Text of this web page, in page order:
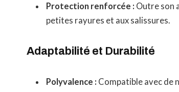
Protection renforcée : Outre son
petites rayures et aux salissures.
Adaptabilité et Durabilité
Polyvalence : Compatible avec de